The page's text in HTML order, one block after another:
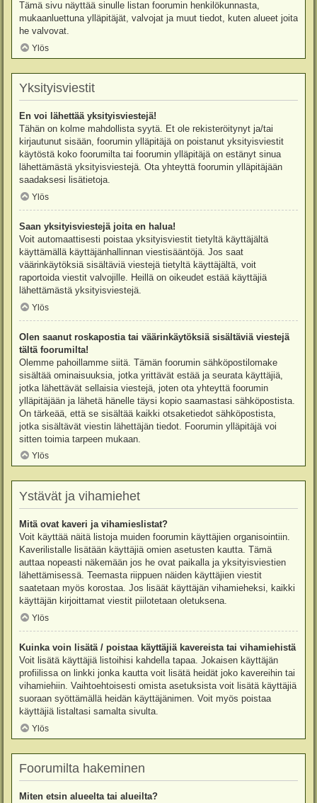
Tämä sivu näyttää sinulle listan foorumin henkilökunnasta,
mukaanluettuna ylläpitäjät, valvojat ja muut tiedot, kuten alueet joita
he valvovat.
Ylös
Yksityisviestit
En voi lähettää yksityisviestejä!
Tähän on kolme mahdollista syytä. Et ole rekisteröitynyt ja/tai
kirjautunut sisään, foorumin ylläpitäjä on poistanut yksityisviestit
käytöstä koko foorumilta tai foorumin ylläpitäjä on estänyt sinua
lähettämästä yksityisviestejä. Ota yhteyttä foorumin ylläpitäjään
saadaksesi lisätietoja.
Ylös
Saan yksityisviestejä joita en halua!
Voit automaattisesti poistaa yksityisviestit tietyltä käyttäjältä
käyttämällä käyttäjänhallinnan viestisääntöjä. Jos saat
väärinkäytöksiä sisältäviä viestejä tietyltä käyttäjältä, voit
raportoida viestit valvojille. Heillä on oikeudet estää käyttäjiä
lähettämästä yksityisviestejä.
Ylös
Olen saanut roskapostia tai väärinkäytöksiä sisältäviä viestejä
tältä foorumilta!
Olemme pahoillamme siitä. Tämän foorumin sähköpostilomake
sisältää ominaisuuksia, jotka yrittävät estää ja seurata käyttäjiä,
jotka lähettävät sellaisia viestejä, joten ota yhteyttä foorumin
ylläpitäjään ja lähetä hänelle täysi kopio saamastasi sähköpostista.
On tärkeää, että se sisältää kaikki otsaketiedot sähköpostista,
jotka sisältävät viestin lähettäjän tiedot. Foorumin ylläpitäjä voi
sitten toimia tarpeen mukaan.
Ylös
Ystävät ja vihamiehet
Mitä ovat kaveri ja vihamieslistat?
Voit käyttää näitä listoja muiden foorumin käyttäjien organisointiin.
Kaverilistalle lisätään käyttäjiä omien asetusten kautta. Tämä
auttaa nopeasti näkemään jos he ovat paikalla ja yksityisviestien
lähettämisessä. Teemasta riippuen näiden käyttäjien viestit
saatetaan myös korostaa. Jos lisäät käyttäjän vihamieheksi, kaikki
käyttäjän kirjoittamat viestit piilotetaan oletuksena.
Ylös
Kuinka voin lisätä / poistaa käyttäjiä kavereista tai vihamiehistä
Voit lisätä käyttäjiä listoihisi kahdella tapaa. Jokaisen käyttäjän
profiilissa on linkki jonka kautta voit lisätä heidät joko kavereihin tai
vihamiehiin. Vaihtoehtoisesti omista asetuksista voit lisätä käyttäjiä
suoraan syöttämällä heidän käyttäjänimen. Voit myös poistaa
käyttäjiä listaltasi samalta sivulta.
Ylös
Foorumilta hakeminen
Miten etsin alueelta tai alueilta?